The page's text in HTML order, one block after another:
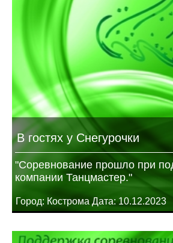
В гостях у Снегурочки
"Соревнование прошло при
компании Танцмастер."
Город: Кострома Дата: 10.12.2023